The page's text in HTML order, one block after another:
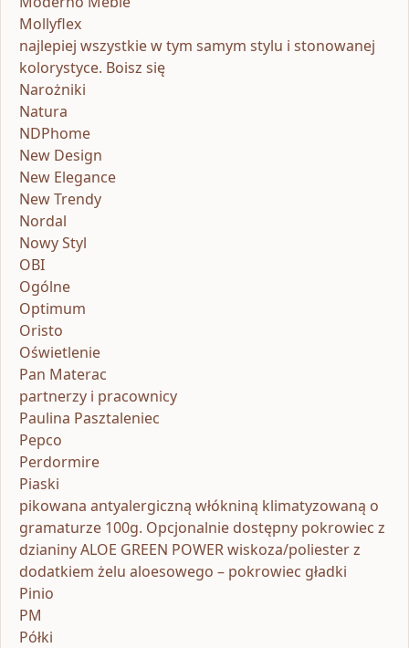
Mollyflex
najlepiej wszystkie w tym samym stylu i stonowanej
kolorystyce. Boisz się
Narożniki
Natura
NDPhome
New Design
New Elegance
New Trendy
Nordal
Nowy Styl
OBI
Ogólne
Optimum
Oristo
Oświetlenie
Pan Materac
partnerzy i pracownicy
Paulina Pasztaleniec
Pepco
Perdormire
Piaski
pikowana antyalergiczną włókniną klimatyzowaną o
gramaturze 100g. Opcjonalnie dostępny pokrowiec z
dzianiny ALOE GREEN POWER wiskoza/poliester z
dodatkiem żelu aloesowego – pokrowiec gładki
Pinio
PM
Półki